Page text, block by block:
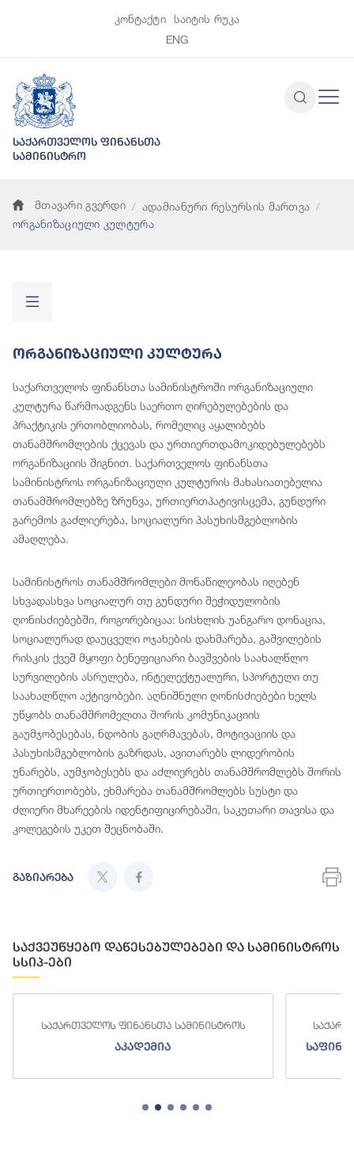
კონტაქტი
საიტის რუკა
ENG
საქართველოს ფინანსთა
სამინისტრო
მთავარი გვერდი
ადამიანური რესურსის მართვა
ორგანიზაციული კულტურა
Ორგანიზაციული Კულტურა
საქართველოს ფინანსთა სამინისტროში ორგანიზაციული
კულტურა წარმოადგენს საერთო ღირებულებების და
პრაქტიკის ერთობლიობას, რომელიც აყალიბებს
თანამშრომლების ქცევას და ურთიერთდამოკიდებულებებს
ორგანიზაციის შიგნით. საქართველოს ფინანსთა
სამინისტროს ორგანიზაციული კულტურის მახასიათებელია
თანამშრომლებზე ზრუნვა, ურთიერთპატივისცემა, გუნდური
გარემოს გაძლიერება, სოციალური პასუხისმგებლობის
ამაღლება.
სამინისტროს თანამშრომლები მონაწილეობას იღებენ
სხვადასხვა სოციალურ თუ გუნდური შეჭიდულობის
ღონისძიებებში, როგორებიცაა: სისხლის უანგარო დონაცია,
სოციალურად დაუცველი ოჯახების დახმარება, გაშვილების
რისკის ქვეშ მყოფი ბენეფიციარი ბავშვების საახალწლო
სურვილების ასრულება, ინტელექტუალური, სპორტული თუ
საახალწლო აქტივობები. აღნიშნული ღონისძიებები ხელს
უწყობს თანამშრომელთა შორის კომუნიკაციის
გაუმჯობესებას, ნდობის გაღრმავებას, მოტივაციის და
პასუხისმგებლობის გაზრდას, ავითარებს ლიდერობის
უნარებს, აუმჯობესებს და აძლიერებს თანამშრომლებს შორის
ურთიერთობებს, ეხმარება თანამშრომლებს სუსტი და
ძლიერი მხარეების იდენტიფიცირებაში, საკუთარი თავისა და
კოლეგების უკეთ შეცნობაში.
გაზიარება
საქვეუწყებო დაწესებულებები და სამინისტროს
სსიპ-ები
საქართველოს ფინანსთა სამინისტროს
აკადემია